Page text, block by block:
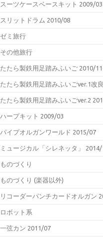
スーツケースベースキット 2009/03
スリットドラム 2010/08
ゼミ旅行
その他旅行
たたら製鉄用足踏みふいご 2010/
たたら製鉄用足踏みふいごver.1改
たたら製鉄用足踏みふいごver.2
ハープキット 2009/03
パイプオルガンワールド 2015/07
ミュージカル「シレネッタ」 2014/
ものづくり
ものづくり (楽器以外)
リコーダーパンチカードオルガン
ロボット系
一弦カン 2011/07